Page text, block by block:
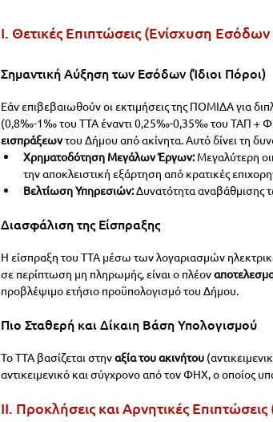
I. Θετικές Επιπτώσεις (Ενίσχυση Εσόδων
Σημαντική Αύξηση των Εσόδων (Ίδιοι Πόροι)
Εάν επιβεβαιωθούν οι εκτιμήσεις της ΠΟΜΙΔΑ για
(0,8‰-1‰ του ΤΤΑ έναντι 0,25‰-0,35‰ του ΤΑΠ +
εισπράξεων του Δήμου από ακίνητα. Αυτό δίνει τη
Χρηματοδότηση Μεγάλων Έργων: Μεγαλύτερη
την αποκλειστική εξάρτηση από κρατικές
Βελτίωση Υπηρεσιών: Δυνατότητα αναβάθμισης
Διασφάλιση της Είσπραξης
Η είσπραξη του ΤΤΑ μέσω των λογαριασμών
σε περίπτωση μη πληρωμής, είναι ο πλέον
προβλέψιμο ετήσιο προϋπολογισμό του Δήμου.
Πιο Σταθερή και Δίκαιη Βάση Υπολογισμού
Το ΤΤΑ βασίζεται στην αξία του ακινήτου
αντικειμενικό και σύγχρονο από τον ΦΗΧ, ο οποίος
II. Προκλήσεις και Αρνητικές Επιπτώσεις